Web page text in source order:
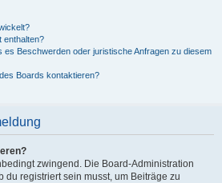
enthalten?
es Beschwerden oder juristische Anfragen zu diesem
Boards kontaktieren?
zwingend. Die Board-Administration
du registriert sein musst, um Beiträge zu